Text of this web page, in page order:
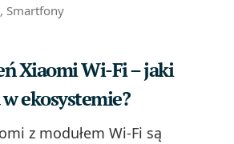
, Smartfony
Xiaomi Wi-Fi – jaki
ekosystemie?
z modułem Wi‑Fi są